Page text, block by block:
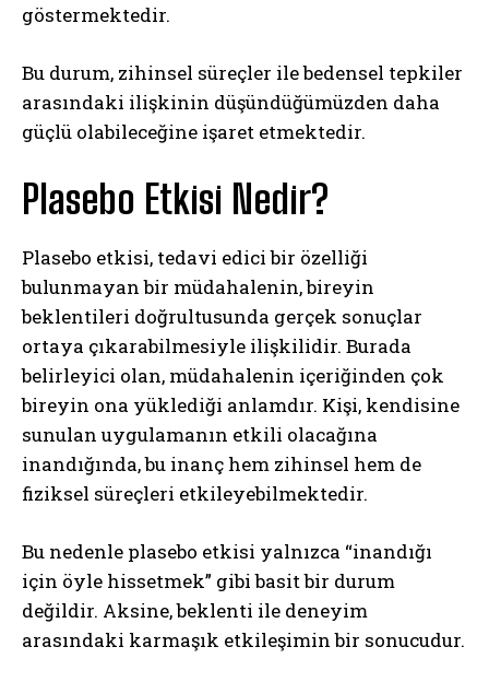
göstermektedir.
Bu durum, zihinsel süreçler ile bedensel tepkiler
arasındaki ilişkinin düşündüğümüzden daha
güçlü olabileceğine işaret etmektedir.
Plasebo Etkisi Nedir?
Plasebo etkisi, tedavi edici bir özelliği
bulunmayan bir müdahalenin, bireyin
beklentileri doğrultusunda gerçek sonuçlar
ortaya çıkarabilmesiyle ilişkilidir. Burada
belirleyici olan, müdahalenin içeriğinden çok
bireyin ona yüklediği anlamdır. Kişi, kendisine
sunulan uygulamanın etkili olacağına
inandığında, bu inanç hem zihinsel hem de
fiziksel süreçleri etkileyebilmektedir.
Bu nedenle plasebo etkisi yalnızca “inandığı
için öyle hissetmek” gibi basit bir durum
değildir. Aksine, beklenti ile deneyim
arasındaki karmaşık etkileşimin bir sonucudur.